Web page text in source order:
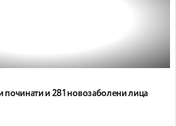
починати и 281 новозаболени лица